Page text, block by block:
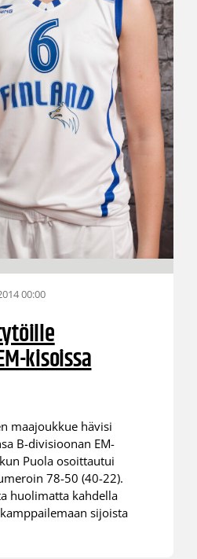
00:00
kisoissa
maajoukkue hävisi
B-divisioonan EM-
Puola osoittautui
78-50 (40-22).
huolimatta kahdella
sijoista